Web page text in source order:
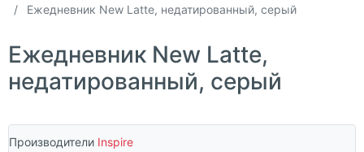
Ежедневник New Latte, недатированный, серый
Ежедневник New Latte,
недатированный, серый
Производители Inspire